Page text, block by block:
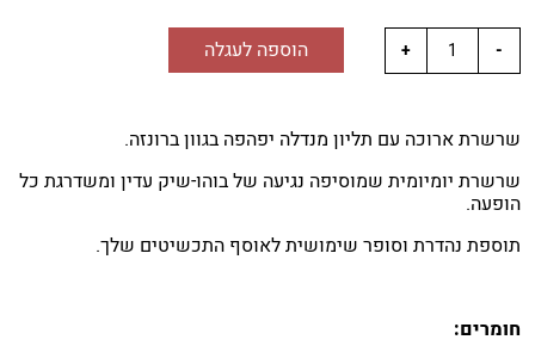
הוספה לעגלה
שרשרת ארוכה עם תליון מנדלה יפהפה בגוון ברונזה.
שרשרת יומיומית שמוסיפה נגיעה של בוהו-שיק עדין ומשדרגת כל
הופעה.
תוספת נהדרת וסופר שימושית לאוסף התכשיטים שלך.
חומרים: